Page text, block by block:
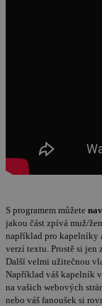
S programem můžete
jakou část zpívá muž/
například pro kapelníky
verzí textu. Prostě si jen
Další velmi užitečnou
Například váš kapelník
na vašich webových
nebo váš fanoušek si